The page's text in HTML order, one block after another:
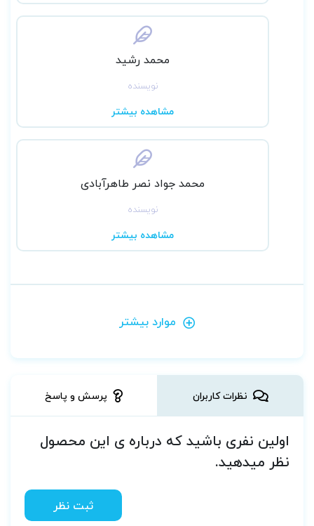
محمد رشید
نویسنده
مشاهده بیشتر
محمد جواد نصر طاهرآبادی
نویسنده
مشاهده بیشتر
موارد بیشتر
نظرات کاربران پرسش و پاسخ
اولین نفری باشید که درباره ی این محصول
نظر میدهید.
ثبت نظر